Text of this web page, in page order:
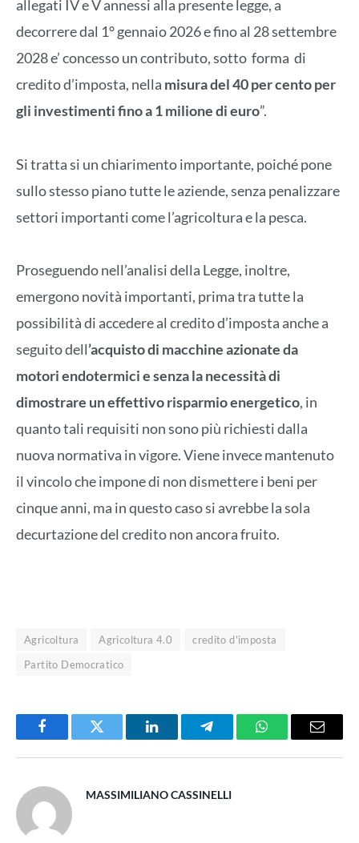
allegati IV e V annessi alla presente legge, a
decorrere dal 1° gennaio 2026 e fino al 28 settembre
2028 e’ concesso un contributo, sotto forma di
credito d’imposta, nella misura del 40 per cento per
gli investimenti fino a 1 milione di euro”.
Si tratta si un chiarimento importante, poiché pone
sullo stesso piano tutte le aziende, senza penalizzare
settori importanti come l’agricoltura e la pesca.
Proseguendo nell’analisi della Legge, inoltre,
emergono novità importanti, prima tra tutte la
possibilità di accedere al credito d’imposta anche a
seguito dell’acquisto di macchine azionate da
motori endotermici e senza la necessità di
dimostrare un effettivo risparmio energetico, in
quanto tali requisiti non sono più richiesti dalla
nuova normativa in vigore. Viene invece mantenuto
il vincolo che impone di non dismettere i beni per
cinque anni, ma in questo caso si avrebbe la sola
decurtazione del credito non ancora fruito.
Agricoltura Agricoltura 4.0
credito d'imposta
Partito Democratico
FacebookTwitter LinkedInTelegramWhatsAppEmail
MASSIMILIANO CASSINELLI